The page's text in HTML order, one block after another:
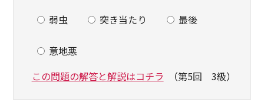
弱虫 突き当たり 最後
意地悪
この問題の解答と解説はコチラ （第5回 3級）